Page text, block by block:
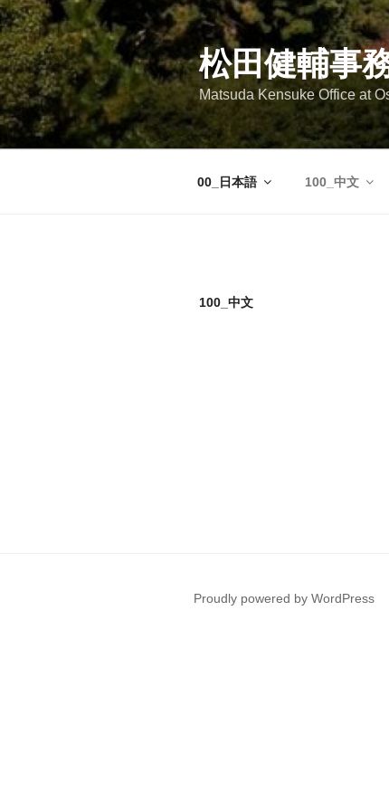
コ
ン
テ
ン
ツ
へ
ス
松田健輔事
Matsuda Kensuke Office at
00_日本語 100_中文
100_中文
Proudly powered by WordPress